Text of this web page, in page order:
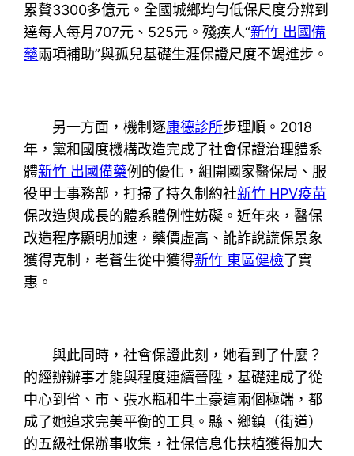
累贅3300多億元。全國城鄉均勻低保尺度分辨到
達每人每月707元、525元。殘疾人“新竹 出國備
藥兩項補助”與孤兒基礎生涯保證尺度不竭進步。
另一方面，機制逐康德診所步理順。2018
年，黨和國度機構改造完成了社會保證治理體系
體新竹 出國備藥例的優化，組開國家醫保局、服
役甲士事務部，打掃了持久制約社新竹 HPV疫苗
保改造與成長的體系體例性妨礙。近年來，醫保
改造程序顯明加速，藥價虛高、訛詐說謊保景象
獲得克制，老蒼生從中獲得新竹 東區健檢了實
惠。
與此同時，社會保證此刻，她看到了什麼？
的經辦辦事才能與程度連續晉陞，基礎建成了從
中心到省、市、張水瓶和牛土豪這兩個極端，都
成了她追求完美平衡的工具。縣、鄉鎮（街道）
的五級社保辦事收集，社保信息化扶植獲得加大